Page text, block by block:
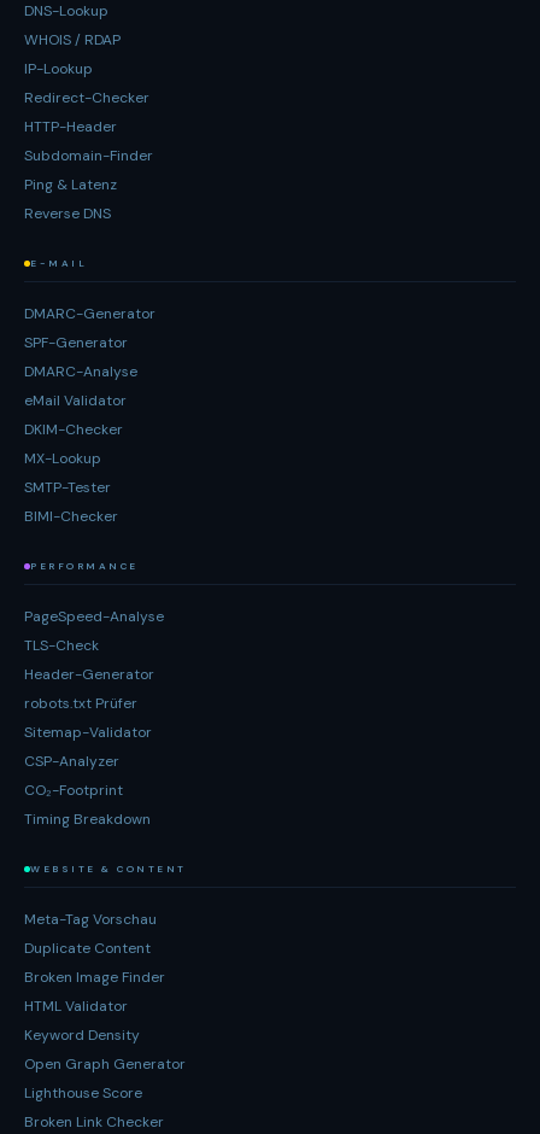
DNS-Lookup
WHOIS / RDAP
IP-Lookup
Redirect-Checker
HTTP-Header
Subdomain-Finder
Ping & Latenz
Reverse DNS
E-MAIL
DMARC-Generator
SPF-Generator
DMARC-Analyse
eMail Validator
DKIM-Checker
MX-Lookup
SMTP-Tester
BIMI-Checker
PERFORMANCE
PageSpeed-Analyse
TLS-Check
Header-Generator
robots.txt Prüfer
Sitemap-Validator
CSP-Analyzer
CO₂-Footprint
Timing Breakdown
WEBSITE & CONTENT
Meta-Tag Vorschau
Duplicate Content
Broken Image Finder
HTML Validator
Keyword Density
Open Graph Generator
Lighthouse Score
Broken Link Checker